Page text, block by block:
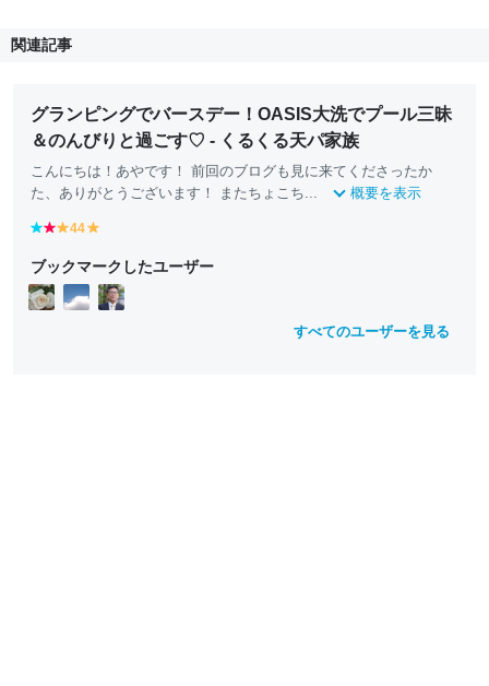
関連記事
グランピングでバースデー！OASIS大洗でプール三昧
＆のんびりと過ごす♡ - くるくる天パ家族
こんにちは！あやです！ 前回のブログも見に来てくださったか
た、ありがとうございます！ またちょこち...
概要を表示
b
u
e
r
d
y
ll
o
w
44
ll
o
w
ブックマークしたユーザー
すべてのユーザーを見る